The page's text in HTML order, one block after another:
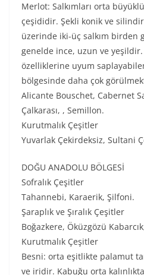
Merlot: Salkımları orta
çeşididir. Şekli konik ve
üzerinde iki-üç salkım birden
genelde ince, uzun ve
özelliklerine uyum
bölgesinde daha çok
Alicante Bouschet, Cabernet
Çalkarası, , Semillon.
Kurutmalık Çeşitler
Yuvarlak Çekirdeksiz, Sultani
DOĞU ANADOLU BÖLGESİ
Sofralık Çeşitler
Tahannebi, Karaerik, Şilfoni.
Şaraplık ve Şıralık Çeşitler
Boğazkere, Öküzgözü
Kurutmalık Çeşitler
Besni: orta eşitlikte palamut
ve iridir. Kabuğu orta